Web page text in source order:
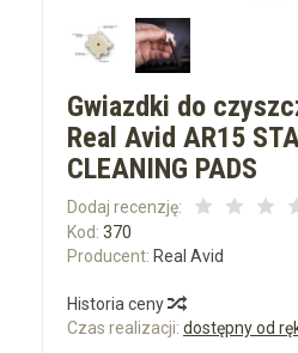
Gwiazdki do
Real Avid AR15
CLEANING PADS
Dodaj recenzję:
Kod: 370
Producent: Real Avid
Historia ceny
Czas realizacji: dostępny od